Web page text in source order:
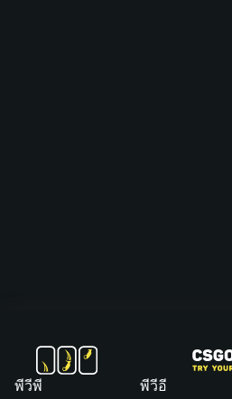
พีวีพี พีวีอี